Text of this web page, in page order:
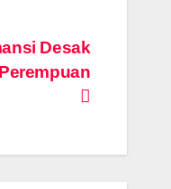
Desak